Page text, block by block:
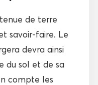
de terre
savoir-faire. Le
devra ainsi
du sol et de sa
compte les